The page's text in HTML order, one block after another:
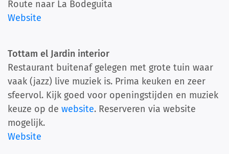
Route naar La Bodeguita
Website
Tottam el Jardin interior
Restaurant buitenaf gelegen met grote tuin waar
vaak (jazz) live muziek is. Prima keuken en zeer
sfeervol. Kijk goed voor openingstijden en muziek
keuze op de website. Reserveren via website
mogelijk.
Website